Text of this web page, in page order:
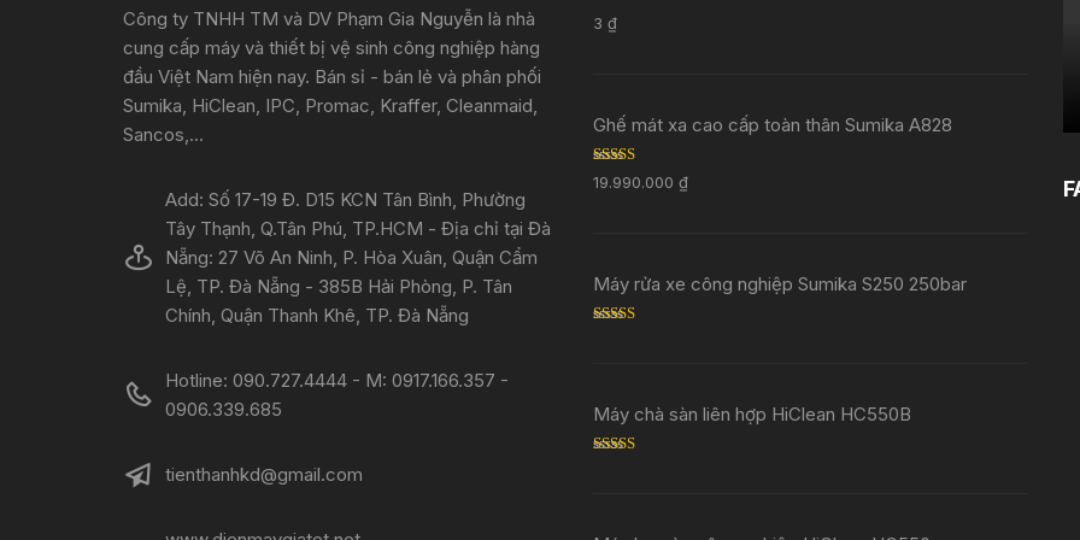
Công ty TNHH TM và DV Phạm Gia Nguyễn là nhà
cung cấp máy và thiết bị vệ sinh công nghiệp hàng
đầu Việt Nam hiện nay. Bán sỉ - bán lẻ và phân phối
Sumika, HiClean, IPC, Promac, Kraffer, Cleanmaid,
Sancos,...
Add: Số 17-19 Đ. D15 KCN Tân Bình, Phường
Tây Thạnh, Q.Tân Phú, TP.HCM - Địa chỉ tại Đà
Nẵng: 27 Võ An Ninh, P. Hòa Xuân, Quận Cẩm
Lệ, TP. Đà Nẵng - 385B Hải Phòng, P. Tân
Chính, Quận Thanh Khê, TP. Đà Nẵng
Hotline: 090.727.4444 - M: 0917.166.357 -
0906.339.685
tienthanhkd@gmail.com
Rated
out of 5
3 ₫
Ghế mát xa cao cấp toàn thân Sumika A828
Rated5.00
out of 5
19.990.000 ₫
Máy rửa xe công nghiệp Sumika S250 250bar
Máy chà sàn liên hợp HiClean HC550B